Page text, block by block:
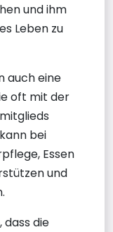
und ihm
Leben zu
auch eine
oft mit der
bei
Essen
und
dass die